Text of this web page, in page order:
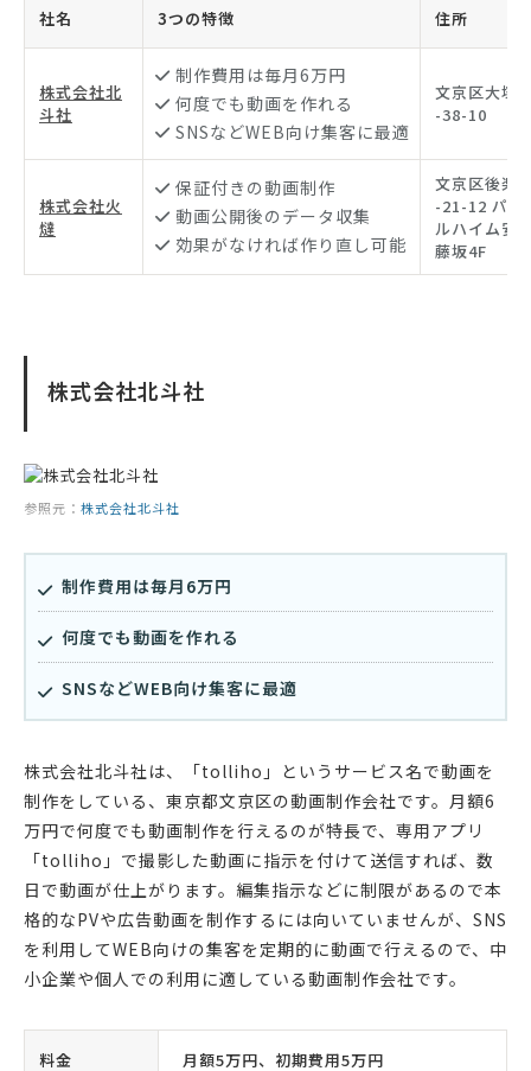
社名 3つの特徴 住所
株式会社北
斗社
制作費用は毎月6万円
何度でも動画を作れる
SNSなどWEB向け集客に最適
文京区大塚3
-38-10
株式会社火
燵
保証付きの動画制作
動画公開後のデータ収集
効果がなければ作り直し可能
文京区後楽2
-21-12 パー
ルハイム安
藤坂4F
株式会社北斗社
参照元： 株式会社北斗社
制作費用は毎月6万円
何度でも動画を作れる
SNSなどWEB向け集客に最適
株式会社北斗社は、「tolliho」というサービス名で動画を
制作をしている、東京都文京区の動画制作会社です。月額6
万円で何度でも動画制作を行えるのが特長で、専用アプリ
「tolliho」で撮影した動画に指示を付けて送信すれば、数
日で動画が仕上がります。編集指示などに制限があるので本
格的なPVや広告動画を制作するには向いていませんが、SNS
を利用してWEB向けの集客を定期的に動画で行えるので、中
小企業や個人での利用に適している動画制作会社です。
料金 月額5万円、初期費用5万円